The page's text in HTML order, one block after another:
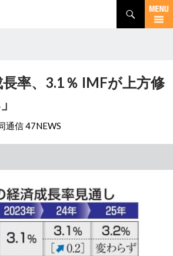
率、3.1％ IMFが上方修
通信 47NEWS